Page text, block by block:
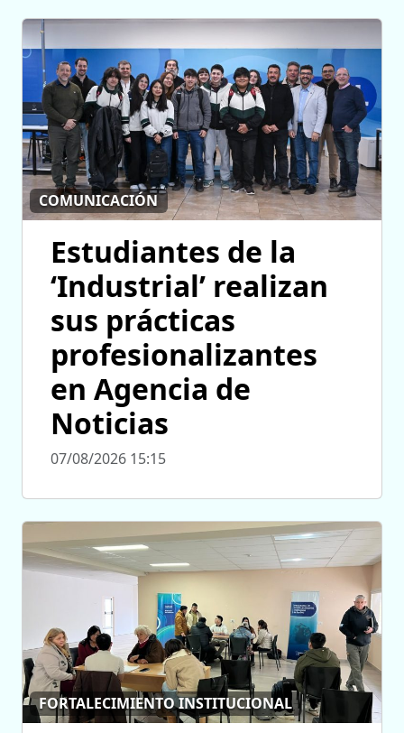
COMUNICACIÓN
Estudiantes de la
‘Industrial’ realizan
sus prácticas
profesionalizantes
en Agencia de
Noticias
07/08/2026 15:15
FORTALECIMIENTO INSTITUCIONAL